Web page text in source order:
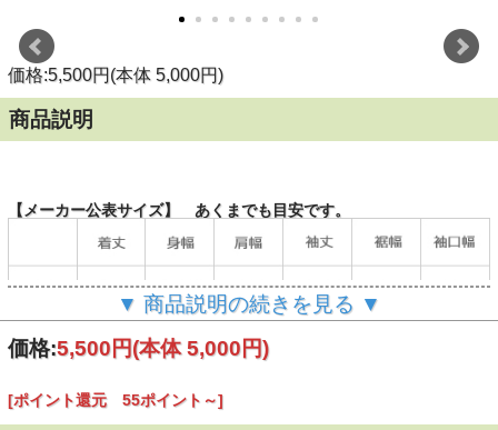
価格:5,500円(本体 5,000円)
商品説明
【メーカー公表サイズ】 あくまでも目安です。
（単位：cm）
▼ 商品説明の続きを見る ▼
価格:5,500円(本体 5,000円)
[ポイント還元 55ポイント～]